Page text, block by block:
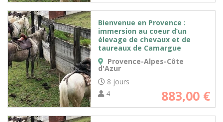
Bienvenue en Provence :
immersion au coeur d’un
élevage de chevaux et de
taureaux de Camargue
Provence-Alpes-Côte
d'Azur
8 jours
4
883,00 €